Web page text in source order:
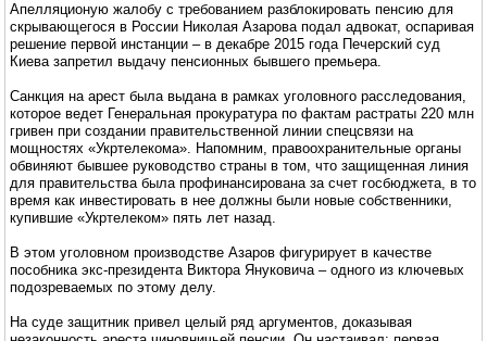
Апелляционую жалобу с требованием разблокировать пенсию для
скрывающегося в России Николая Азарова подал адвокат, оспаривая
решение первой инстанции – в декабре 2015 года Печерский суд
Киева запретил выдачу пенсионных бывшего премьера.
Санкция на арест была выдана в рамках уголовного расследования,
которое ведет Генеральная прокуратура по фактам растраты 220 млн
гривен при создании правительственной линии спецсвязи на
мощностях «Укртелекома». Напомним, правоохранительные органы
обвиняют бывшее руководство страны в том, что защищенная линия
для правительства была профинансирована за счет госбюджета, в то
время как инвестировать в нее должны были новые собственники,
купившие «Укртелеком» пять лет назад.
В этом уголовном производстве Азаров фигурирует в качестве
пособника экс-президента Виктора Януковича – одного из ключевых
подозреваемых по этому делу.
На суде защитник привел целый ряд аргументов, доказывая